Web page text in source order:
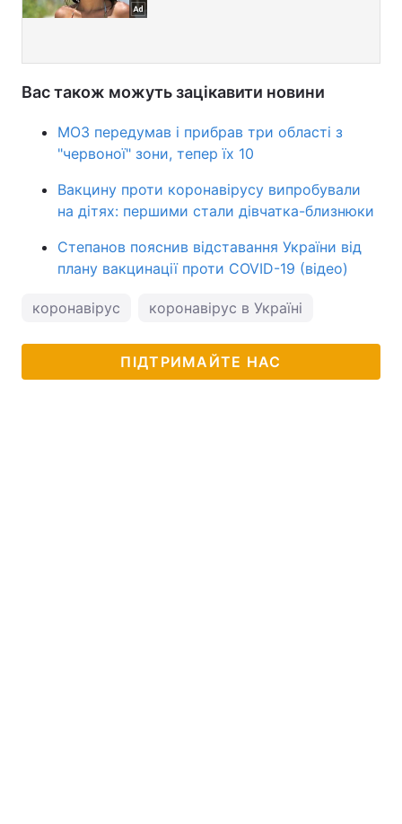
Вас також можуть зацікавити новини
МОЗ передумав і прибрав три області з
"червоної" зони, тепер їх 10
Вакцину проти коронавірусу випробували
на дітях: першими стали дівчатка-близнюки
Степанов пояснив відставання України від
плану вакцинації проти COVID-19 (відео)
коронавірус коронавірус в Україні
ПІДТРИМАЙТЕ НАС